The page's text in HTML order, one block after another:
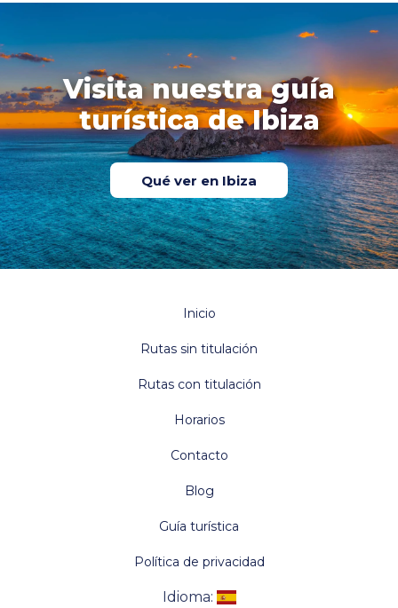
Visita nuestra guía
turística de Ibiza
Qué ver en Ibiza
Inicio
Rutas sin titulación
Rutas con titulación
Horarios
Contacto
Blog
Guía turística
Política de privacidad
Idioma: